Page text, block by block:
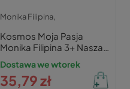
Monika Filipina,
Kosmos Moja Pasja
Monika Filipina 3+ Nasza
Księgarnia
Dostawa we wtorek
35,79 zł